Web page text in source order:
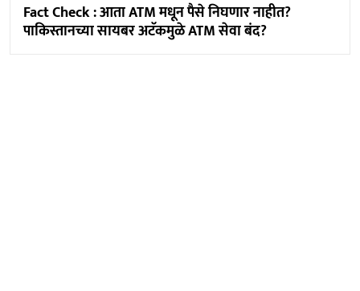
Fact Check : आता ATM मधून पैसे निघणार नाहीत?
पाकिस्तानच्या सायबर अटॅकमुळे ATM सेवा बंद?